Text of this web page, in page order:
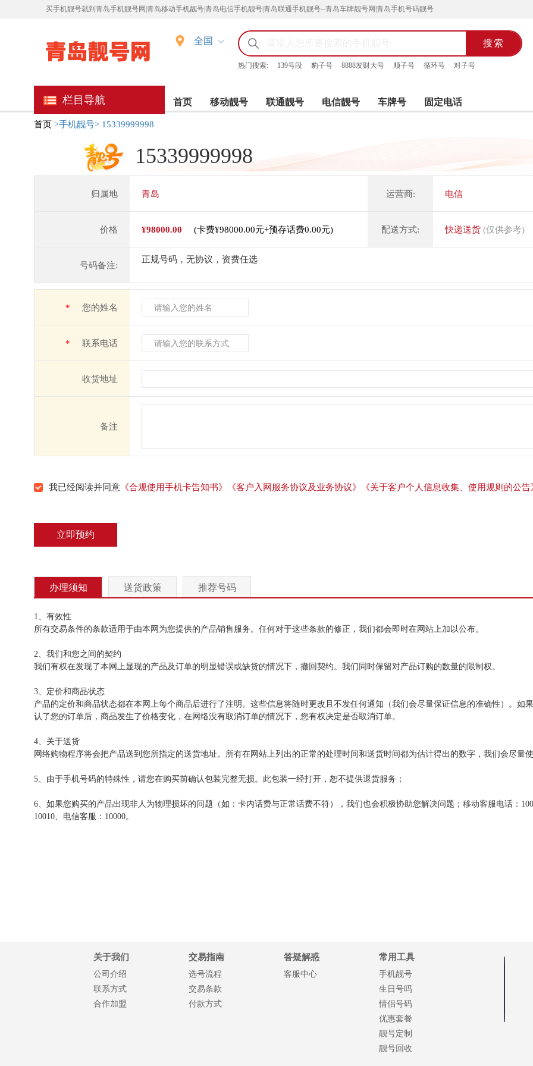
买手机靓号就到青岛手机靓号网|青岛移动手机靓号|青岛电信手机靓号|青岛联通手机靓号--青岛车牌靓号网|青岛手机号码靓号
全国
热门搜索: 139号段 豹子号 8888发财大号 顺子号 循环号 对子号
栏目导航 首页 移动靓号 联通靓号 电信靓号 车牌号 固定电话
首页 >手机靓号> 15339999998
15339999998
归属地 青岛 运营商: 电信
价格 ¥98000.00 (卡费¥98000.00元+预存话费0.00元) 配送方式: 快递送货 (仅供参考)
号码备注:
正规号码，无协议，资费任选
* 您的姓名
* 联系电话
收货地址
备注
我已经阅读并同意 《合规使用手机卡告知书》 《客户入网服务协议及业务协议》 《关于客户个人信息收集、使用规则的公告
立即预约
办理须知 送货政策 推荐号码
1、有效性
所有交易条件的条款适用于由本网为您提供的产品销售服务。任何对于这些条款的修正，我们都会即时在网站上加以公布。
2、我们和您之间的契约
我们有权在发现了本网上显现的产品及订单的明显错误或缺货的情况下，撤回契约。我们同时保留对产品订购的数量的限制权。
3、定价和商品状态
产品的定价和商品状态都在本网上每个商品后进行了注明。这些信息将随时更改且不发任何通知（我们会尽量保证信息的准确性）。如
认了您的订单后，商品发生了价格变化，在网络没有取消订单的情况下，您有权决定是否取消订单。
4、关于送货
网络购物程序将会把产品送到您所指定的送货地址。所有在网站上列出的正常的处理时间和送货时间都为估计得出的数字，我们会尽量
5、由于手机号码的特殊性，请您在购买前确认包装完整无损。此包装一经打开，恕不提供退货服务；
6、如果您购买的产品出现非人为物理损坏的问题（如：卡内话费与正常话费不符），我们也会积极协助您解决问题；移动客服电话：
10010、电信客服：10000。
关于我们
公司介绍
联系方式
合作加盟
交易指南
选号流程
交易条款
付款方式
答疑解惑
客服中心
常用工具
手机靓号
生日号吗
情侣号码
优惠套餐
靓号定制
靓号回收